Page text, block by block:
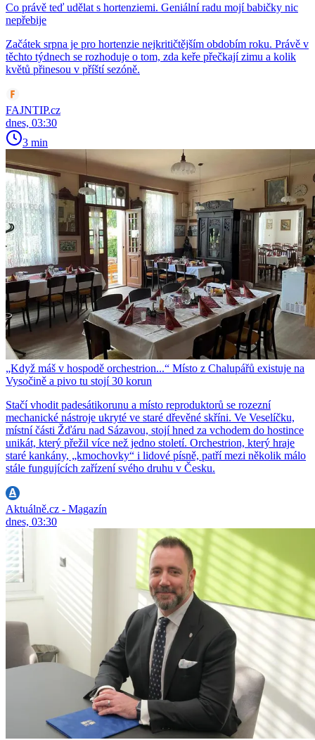
Co právě teď udělat s hortenziemi. Geniální radu mojí babičky nic
nepřebije
Začátek srpna je pro hortenzie nejkritičtějším obdobím roku. Právě v
těchto týdnech se rozhoduje o tom, zda keře přečkají zimu a kolik
květů přinesou v příští sezóně.
FAJNTIP.cz
dnes, 03:30
3 min
„Když máš v hospodě orchestrion...“ Místo z Chalupářů existuje na
Vysočině a pivo tu stojí 30 korun
Stačí vhodit padesátikorunu a místo reproduktorů se rozezní
mechanické nástroje ukryté ve staré dřevěné skříni. Ve Veselíčku,
místní části Žďáru nad Sázavou, stojí hned za vchodem do hostince
unikát, který přežil více než jedno století. Orchestrion, který hraje
staré kankány, „kmochovky“ i lidové písně, patří mezi několik málo
stále fungujících zařízení svého druhu v Česku.
Aktuálně.cz - Magazín
dnes, 03:30